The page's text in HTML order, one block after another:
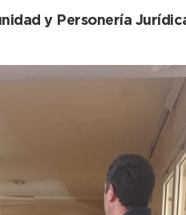
y Personería